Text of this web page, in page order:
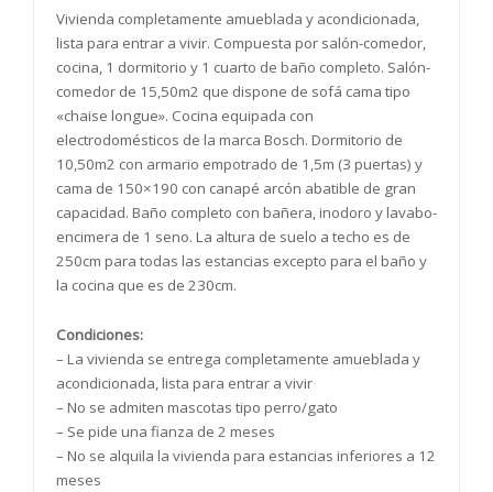
Vivienda completamente amueblada y acondicionada,
lista para entrar a vivir. Compuesta por salón-comedor,
cocina, 1 dormitorio y 1 cuarto de baño completo. Salón-
comedor de 15,50m2 que dispone de sofá cama tipo
«chaise longue». Cocina equipada con
electrodomésticos de la marca Bosch. Dormitorio de
10,50m2 con armario empotrado de 1,5m (3 puertas) y
cama de 150×190 con canapé arcón abatible de gran
capacidad. Baño completo con bañera, inodoro y lavabo-
encimera de 1 seno. La altura de suelo a techo es de
250cm para todas las estancias excepto para el baño y
la cocina que es de 230cm.
Condiciones:
– La vivienda se entrega completamente amueblada y
acondicionada, lista para entrar a vivir
– No se admiten mascotas tipo perro/gato
– Se pide una fianza de 2 meses
– No se alquila la vivienda para estancias inferiores a 12
meses